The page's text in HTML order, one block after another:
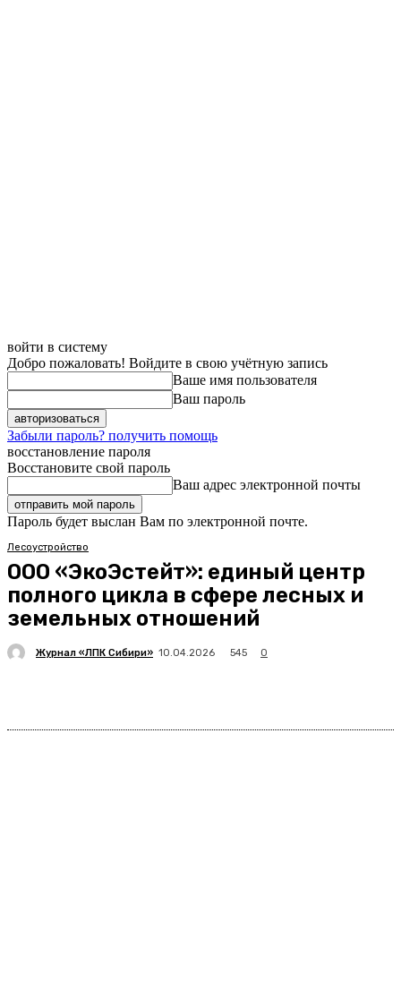
войти в систему
Добро пожаловать! Войдите в свою учётную запись
Ваше имя пользователя
Ваш пароль
Забыли пароль? получить помощь
восстановление пароля
Восстановите свой пароль
Ваш адрес электронной почты
Пароль будет выслан Вам по электронной почте.
Лесоустройство
ООО «ЭкоЭстейт»: единый центр
полного цикла в сфере лесных и
земельных отношений
Журнал «ЛПК Сибири» 10.04.2026 545 0